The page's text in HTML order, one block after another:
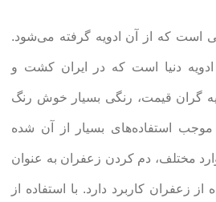
است که از آن ادویه گرفته می‌شود.
ادویه دنیا است که در ایران کشت و
گران قیمت، رنگی بسیار خوش رنگ
استفاده‌های بسیار از آن شده
مختلف، دم کردن زعفران به عنوان
از زعفران کاربرد دارد. با استفاده از